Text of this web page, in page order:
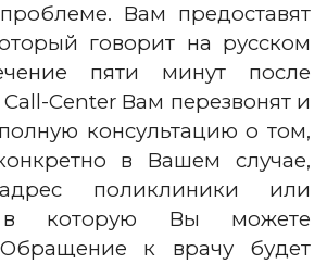
Вам предоставят
говорит на русском
пяти минут после
Centеr Вам перезвонят и
консультацию о том,
в Вашем случае,
поликлиники или
в которую Вы можете
Обращение к врачу будет